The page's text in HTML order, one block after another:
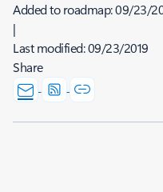
Added to roadmap:09/23/
|
Last modified:09/23/2019
Share